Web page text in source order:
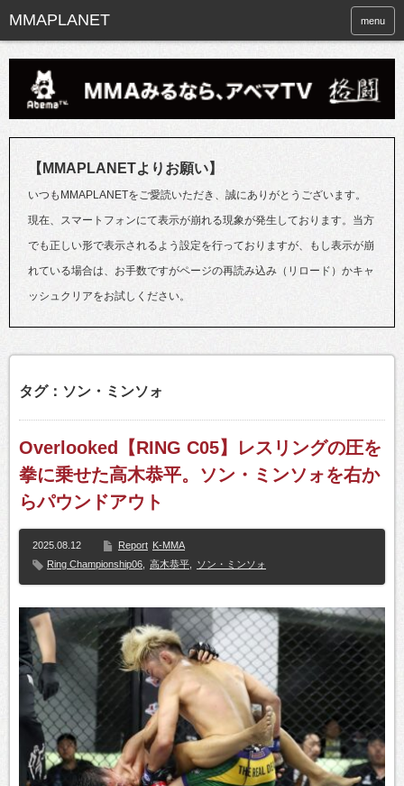
menu
【MMAPLANETよりお願い】
いつもMMAPLANETをご愛読いただき、誠にありがとうございます。
現在、スマートフォンにて表示が崩れる現象が発生しております。当方
でも正しい形で表示されるよう設定を行っておりますが、もし表示が崩
れている場合は、お手数ですがページの再読み込み（リロード）かキャ
ッシュクリアをお試しください。
タグ：ソン・ミンソォ
Overlooked【RING C05】レスリングの圧を
拳に乗せた高木恭平。ソン・ミンソォを右か
らパウンドアウト
2025.08.12 Report K-MMA
Ring Championship06
高木恭平 ソン・ミンソォ